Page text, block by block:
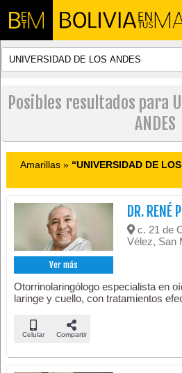
Posibles resultados para
ANDES
Amarillas » “UNIVERSIDAD DE
Ver más
DR. RENÉ
c. 21 de
Vélez, San
Otorrinolaringólogo especialista en
laringe y cuello, con tratamientos
Celular Compartir